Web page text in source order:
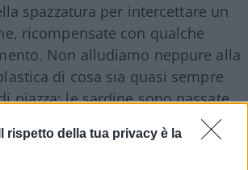
Il rispetto della tua privacy è la
spazzatura per intercettare un
ricompensate con qualche
Non alludiamo neppure alla
di cosa sia quasi sempre
piazza: le sardine sono passate
al trattare con la politica.